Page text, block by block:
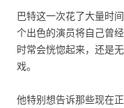
巴特这一次花了大量时
个出色的演员将自己曾
时常会恍惚起来，还是
戏。
他特别想告诉那些现在